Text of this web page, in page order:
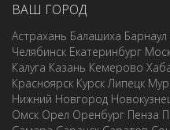
ВАШ ГОРОД
Астрахань Балашиха Барнаул
Челябинск Екатеринбург
Калуга Казань Кемерово
Красноярск Курск Липецк
Нижний Новгород
Омск Орел Оренбург Пенза